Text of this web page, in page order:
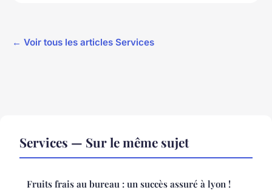
← Voir tous les articles Services
Services — Sur le même sujet
Fruits frais au bureau : un succès assuré à lyon !